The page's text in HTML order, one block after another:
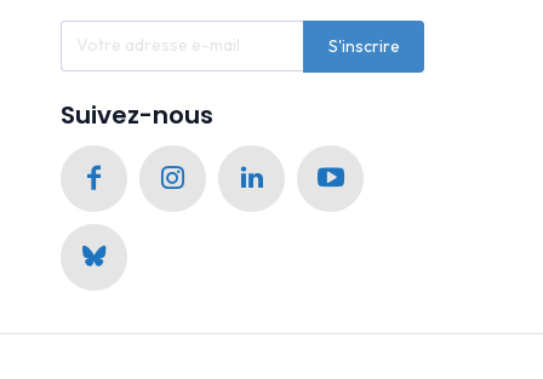
S'inscrire
Suivez-nous